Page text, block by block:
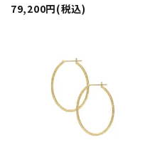
79,200円(税込)